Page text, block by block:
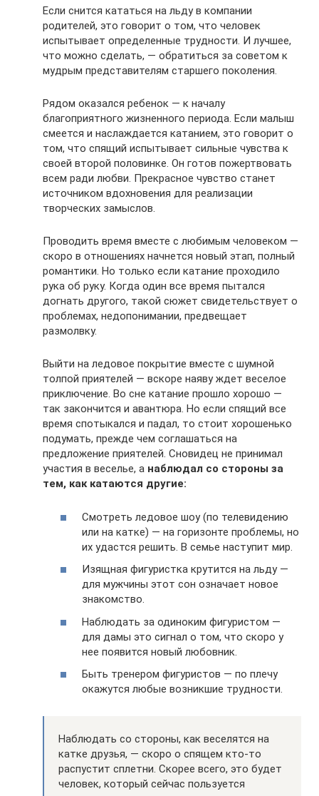
Если снится кататься на льду в компании
родителей, это говорит о том, что человек
испытывает определенные трудности. И лучшее,
что можно сделать, — обратиться за советом к
мудрым представителям старшего поколения.
Рядом оказался ребенок — к началу
благоприятного жизненного периода. Если малыш
смеется и наслаждается катанием, это говорит о
том, что спящий испытывает сильные чувства к
своей второй половинке. Он готов пожертвовать
всем ради любви. Прекрасное чувство станет
источником вдохновения для реализации
творческих замыслов.
Проводить время вместе с любимым человеком —
скоро в отношениях начнется новый этап, полный
романтики. Но только если катание проходило
рука об руку. Когда один все время пытался
догнать другого, такой сюжет свидетельствует о
проблемах, недопонимании, предвещает
размолвку.
Выйти на ледовое покрытие вместе с шумной
толпой приятелей — вскоре наяву ждет веселое
приключение. Во сне катание прошло хорошо —
так закончится и авантюра. Но если спящий все
время спотыкался и падал, то стоит хорошенько
подумать, прежде чем соглашаться на
предложение приятелей. Сновидец не принимал
участия в веселье, а наблюдал со стороны за
тем, как катаются другие:
Смотреть ледовое шоу (по телевидению
или на катке) — на горизонте проблемы, но
их удастся решить. В семье наступит мир.
Изящная фигуристка крутится на льду —
для мужчины этот сон означает новое
знакомство.
Наблюдать за одиноким фигуристом —
для дамы это сигнал о том, что скоро у
нее появится новый любовник.
Быть тренером фигуристов — по плечу
окажутся любые возникшие трудности.
Наблюдать со стороны, как веселятся на
катке друзья, — скоро о спящем кто-то
распустит сплетни. Скорее всего, это будет
человек, который сейчас пользуется